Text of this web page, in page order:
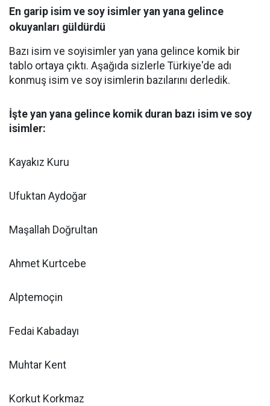
En garip isim ve soy isimler yan yana gelince
okuyanları güldürdü
Bazı isim ve soyisimler yan yana gelince komik bir
tablo ortaya çıktı. Aşağıda sizlerle Türkiye'de adı
konmuş isim ve soy isimlerin bazılarını derledik.
İşte yan yana gelince komik duran bazı isim ve soy
isimler:
Kayakız Kuru
Ufuktan Aydoğar
Maşallah Doğrultan
Ahmet Kurtcebe
Alptemoçin
Fedai Kabadayı
Muhtar Kent
Korkut Korkmaz